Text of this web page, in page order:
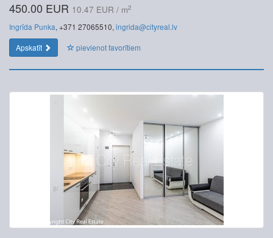
450.00 EUR 10.47 EUR / m2
Ingrīda Punka, +371 27065510, ingrida@cityreal.lv
Apskatīt
pievienot favorītiem